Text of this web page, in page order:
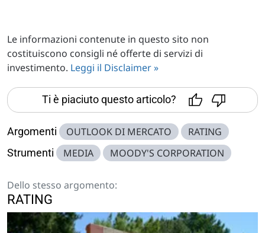
Le informazioni contenute in questo sito non
costituiscono consigli né offerte di servizi di
investimento. Leggi il Disclaimer »
Ti è piaciuto questo articolo?
Argomenti OUTLOOK DI MERCATO RATING
Strumenti MEDIA MOODY'S CORPORATION
Dello stesso argomento:
RATING